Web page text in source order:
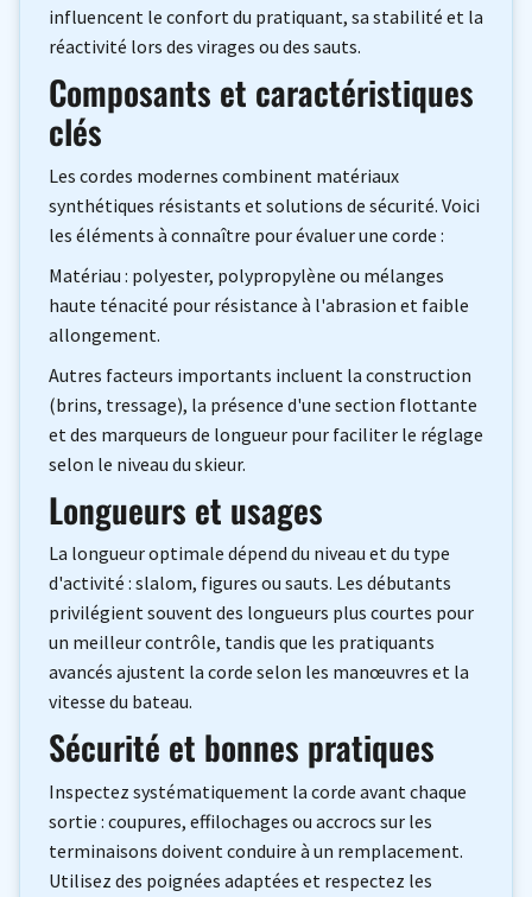
influencent le confort du pratiquant, sa stabilité et la
réactivité lors des virages ou des sauts.
Composants et caractéristiques
clés
Les cordes modernes combinent matériaux
synthétiques résistants et solutions de sécurité. Voici
les éléments à connaître pour évaluer une corde :
Matériau : polyester, polypropylène ou mélanges
haute ténacité pour résistance à l'abrasion et faible
allongement.
Autres facteurs importants incluent la construction
(brins, tressage), la présence d'une section flottante
et des marqueurs de longueur pour faciliter le réglage
selon le niveau du skieur.
Longueurs et usages
La longueur optimale dépend du niveau et du type
d'activité : slalom, figures ou sauts. Les débutants
privilégient souvent des longueurs plus courtes pour
un meilleur contrôle, tandis que les pratiquants
avancés ajustent la corde selon les manœuvres et la
vitesse du bateau.
Sécurité et bonnes pratiques
Inspectez systématiquement la corde avant chaque
sortie : coupures, effilochages ou accrocs sur les
terminaisons doivent conduire à un remplacement.
Utilisez des poignées adaptées et respectez les